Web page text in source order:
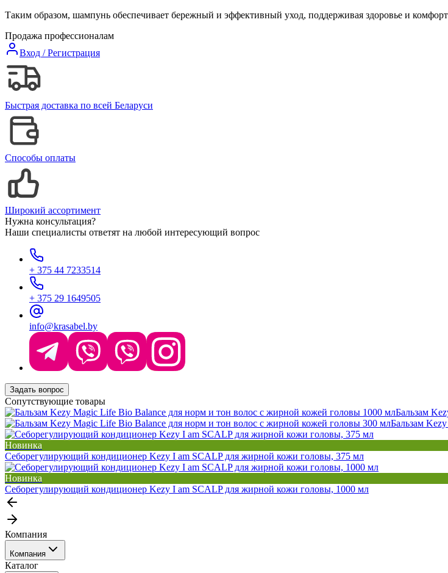
Таким образом, шампунь обеспечивает бережный и эффективный уход, поддерживая здоровье и
Продажа профессионалам
Вход / Регистрация
Быстрая доставка по всей Беларуси
Способы оплаты
Широкий ассортимент
Нужна консультация?
Наши специалисты ответят на любой интересующий вопрос
+ 375 44 7233514
+ 375 29 1649505
info@krasabel.by
Задать вопрос
Сопутствующие товары
Бальзам
Бальзам
Новинка
Себорегулирующий кондиционер Kezy I am SCALP для жирной кожи головы, 375 мл
Новинка
Себорегулирующий кондиционер Kezy I am SCALP для жирной кожи головы, 1000 мл
Компания
Компания
Каталог